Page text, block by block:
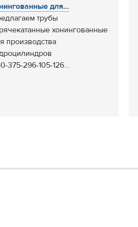
для...
трубы
хонингованные
производства
375-296-105-126...